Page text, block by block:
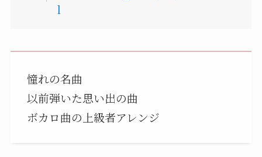
l
憧れの名曲
以前弾いた思い出の曲
ボカロ曲の上級者アレンジ